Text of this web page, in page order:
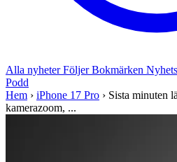
Alla nyheterFöljerBokmärken
Podd
Hem › iPhone 17 Pro › Sista minuten
kamerazoom, ...